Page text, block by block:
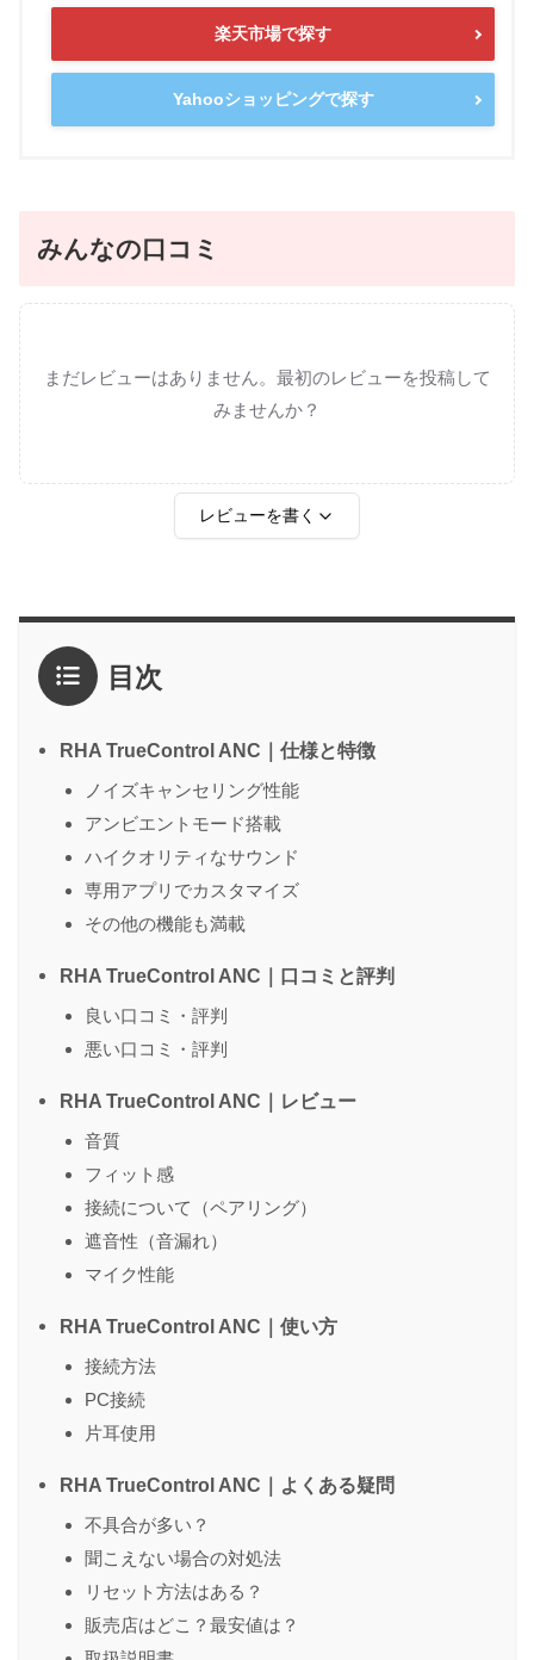
楽天市場で探す
Yahooショッピングで探す
みんなの口コミ
まだレビューはありません。最初のレビューを投稿して
みませんか？
レビューを書く
4点
3点
2点
1点
感想 * 目次
RHA TrueControl ANC｜仕様と特徴
ノイズキャンセリング性能
アンビエントモード搭載
ハイクオリティなサウンド
専用アプリでカスタマイズ
その他の機能も満載
RHA TrueControl ANC｜口コミと評判
良い口コミ・評判
悪い口コミ・評判
RHA TrueControl ANC｜レビュー
音質
フィット感
接続について（ペアリング）
遮音性（音漏れ）
マイク性能
RHA TrueControl ANC｜使い方
接続方法
PC接続
片耳使用
RHA TrueControl ANC｜よくある疑問
不具合が多い？
聞こえない場合の対処法
リセット方法はある？
販売店はどこ？最安値は？